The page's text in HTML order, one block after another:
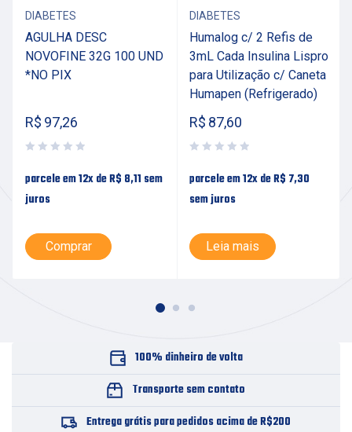
DIABETES
AGULHA DESC
NOVOFINE 32G 100 UND
*NO PIX
R$ 97,26
parcele em 12x deR$ 8,11 sem
juros
Comprar
DIABETES
Humalog c/ 2 Refis de
3mL Cada Insulina Lispro
para Utilização c/ Caneta
Humapen (Refrigerado)
R$ 87,60
parcele em 12x deR$ 7,30
sem juros
Leia mais
100% dinheiro de volta
Transporte sem contato
Entrega grátis para pedidos acima de R$200